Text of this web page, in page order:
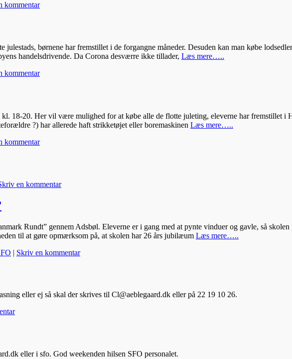
kommentar
børnene har fremstillet i de forgangne måneder. Desuden kan man købe
handelsdrivende. Da Corona desværre ikke tillader, Læs mere…..
kommentar
18-20. Her vil være mulighed for at købe alle de flotte juleting, eleverne har fremstillet i
?) har allerede haft strikketøjet eller boremaskinen Læs mere…..
kommentar
en kommentar
Rundt” gennem Adsbøl. Eleverne er i gang med at pynte vinduer og gavle, så
til at gøre opmærksom på, at skolen har 26 års jubilæum Læs mere…..
| Skriv en kommentar
eller ej så skal der skrives til Cl@aeblegaard.dk eller på 22 19 10 26.
eller i sfo. God weekenden hilsen SFO personalet.